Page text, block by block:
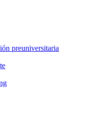
preuniversitaria